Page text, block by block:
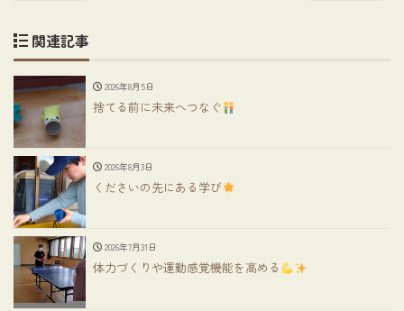
関連記事
2026年8月5日
捨てる前に未来へつなぐ
2026年8月3日
くださいの先にある学び
2026年7月31日
体力づくりや運動感覚機能を高める